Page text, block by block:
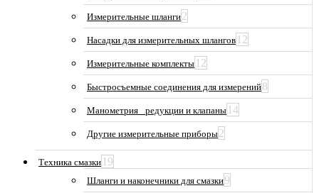
Измерительные шланги2
Насадки для измерительных шлангов 12
Измерительные комплекты 12
Быстросъемные соединения для измерений8
Манометрия_ редукции и клапаны 14
Другие измерительные приборы2
Техника смазки 19
Шланги и наконечники для смазки9